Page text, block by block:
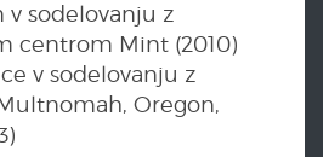
v sodelovanju z
centrom Mint (2010)
v sodelovanju z
Oregon,